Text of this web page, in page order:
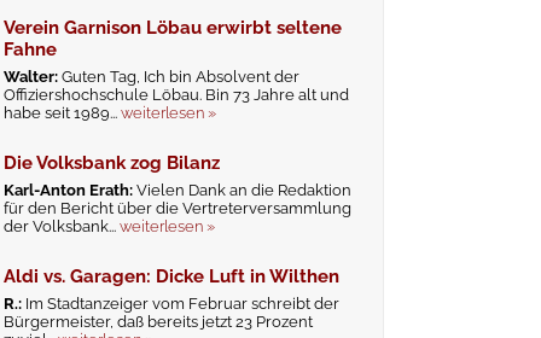
Verein Garnison Löbau erwirbt seltene
Fahne
Walter:Guten Tag, Ich bin Absolvent der
Offiziershochschule Löbau. Bin 73 Jahre alt und
habe seit 1989...weiterlesen »
Die Volksbank zog Bilanz
Karl-Anton Erath:Vielen Dank an die Redaktion
für den Bericht über die Vertreterversammlung
der Volksbank...weiterlesen »
Aldi vs. Garagen: Dicke Luft in Wilthen
R.: Im Stadtanzeiger vom Februar schreibt der
Bürgermeister, daß bereits jetzt 23 Prozent